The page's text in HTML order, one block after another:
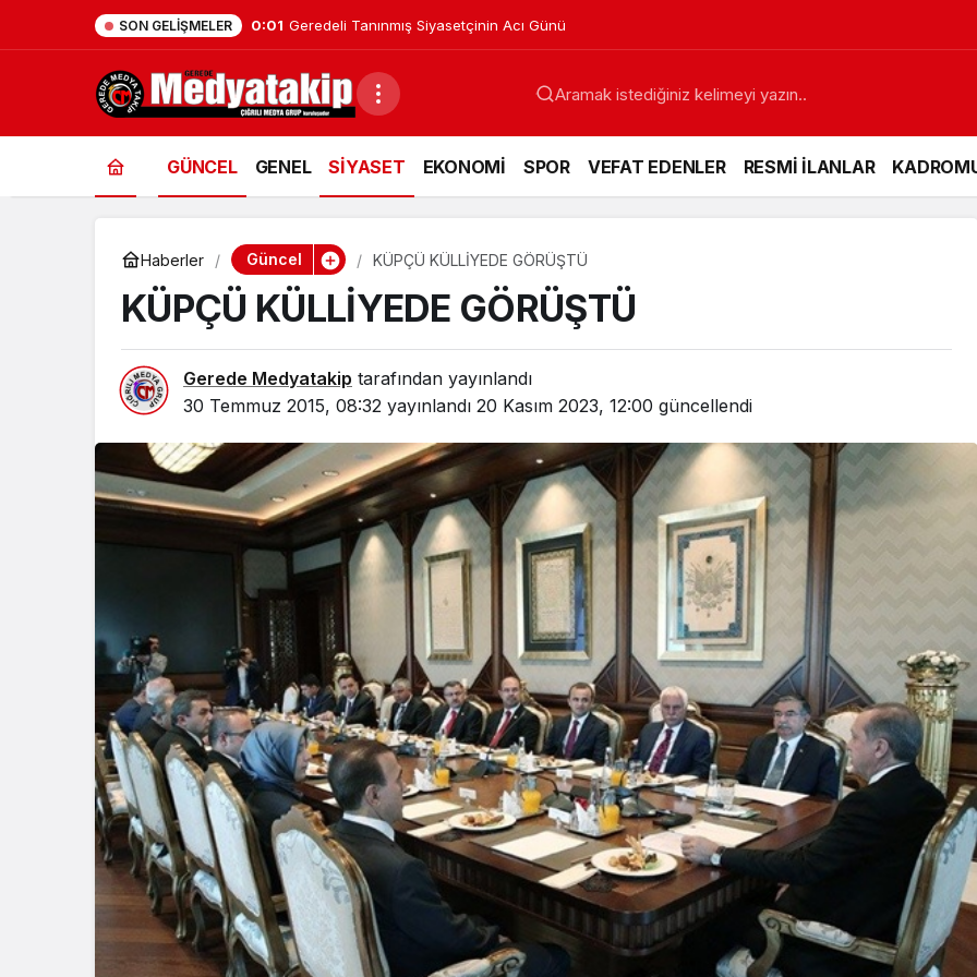
SON GELIŞMELER 0:01 Geredeli Tanınmış Siyasetçinin Acı Günü
GÜNCEL GENEL SİYASET EKONOMİ SPOR VEFAT EDENLER RESMİ İLANLAR
Haberler Güncel KÜPÇÜ KÜLLİYEDE GÖRÜŞTÜ
KÜPÇÜ KÜLLİYEDE GÖRÜŞTÜ
Gerede Medyatakip tarafından yayınlandı
30 Temmuz 2015, 08:32 yayınlandı 20 Kasım 2023, 12:00 güncellendi
Geredeli Tanınmış
Siyasetçinin Acı Günü
Resmi İlanlar
AMBALAJ VE TEKSTİL
ATIKLARI TOPLAMA
İHALELERİ (GEREDE
BELEDİYESİ)
Güncel
Bolu’nun Tanınmış İsmi
Mahmut Alan Büyük
Tehlikeyi Önledi